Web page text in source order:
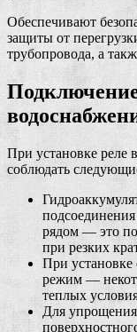
Обеспечивают
защиты от
трубопровода, а
При установке реле
соблюдать
рядом — это
при резких
При установке
режим —
теплых
Для